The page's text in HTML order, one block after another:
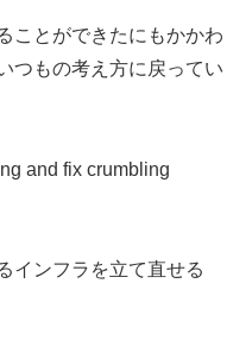
ことができたにもかかわ
つもの考え方に戻ってい
and fix crumbling
インフラを立て直せる